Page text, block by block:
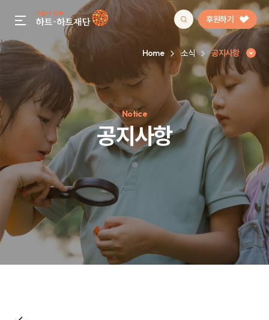
gnb menu open 후원하기
인기 키워드
#정기후원#하트플레이스#캠페인#팬덤후원
Home 소식 공지사항
Notice
공지사항